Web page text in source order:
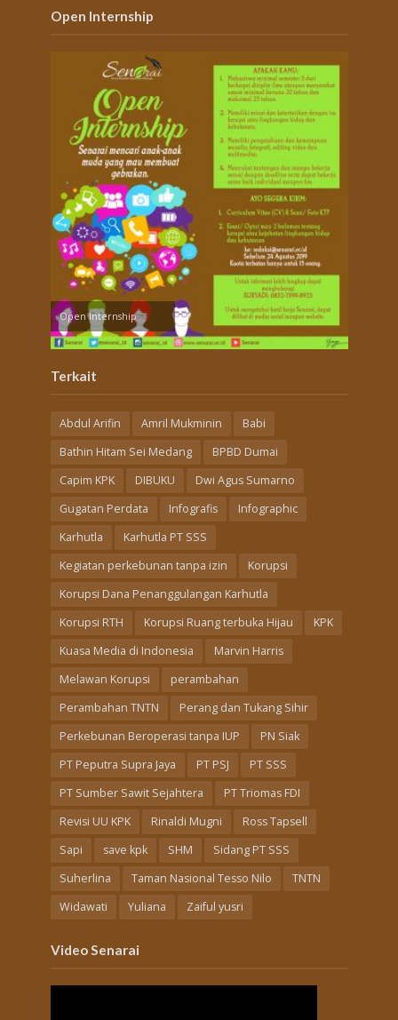
Open Internship
Open Internship
Terkait
Abdul Arifin Amril Mukminin
Babi
Bathin Hitam Sei Medang
BPBD Dumai
Capim KPK
DIBUKU
Dwi Agus Sumarno
Gugatan Perdata
Infografis
Infographic
Karhutla
Karhutla PT SSS
Kegiatan perkebunan tanpa izin
Korupsi
Korupsi Dana Penanggulangan Karhutla
Korupsi RTH
Korupsi Ruang terbuka Hijau
KPK
Kuasa Media di Indonesia
Marvin Harris
Melawan Korupsi
perambahan
Perambahan TNTN
Perang dan Tukang Sihir
Perkebunan Beroperasi tanpa IUP
PN Siak
PT Peputra Supra Jaya
PT PSJ
PT SSS
PT Sumber Sawit Sejahtera
PT Triomas FDI
Revisi UU KPK
Rinaldi Mugni
Ross Tapsell
Sapi
save kpk SHM
Sidang PT SSS
Suherlina
Taman Nasional Tesso Nilo
TNTN
Widawati
Yuliana Zaiful yusri
Video Senarai